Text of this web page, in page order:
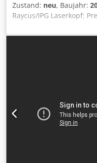
Zustand: neu, Baujahr:
Raycus/IPG Laserkopf:
Kontrollsystem: FSCUT
1520x3050 mm Max.